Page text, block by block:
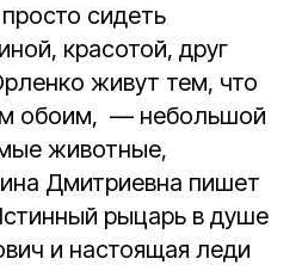
сидеть
красотой, друг
живут тем, что
обоим, — небольшой
животные,
Дмитриевна пишет
рыцарь в душе
и настоящая леди